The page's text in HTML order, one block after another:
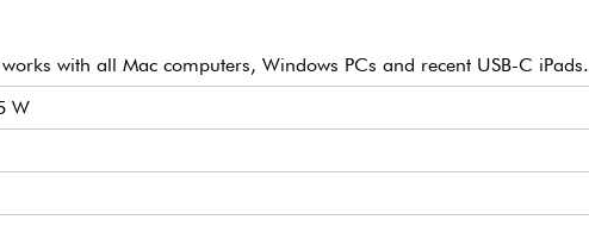
with all Mac computers, Windows PCs and recent USB-C iPads.
W